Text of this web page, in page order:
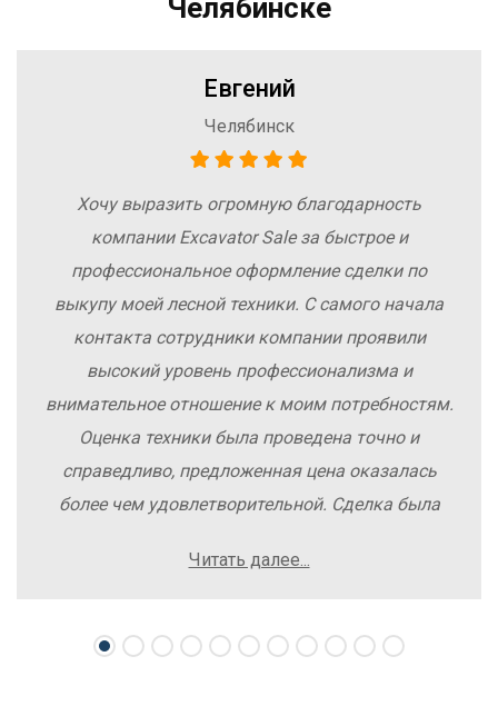
Челябинске
Евгений
Челябинск
Хочу выразить огромную благодарность
компании Excavator Sale за быстрое и
профессиональное оформление сделки по
выкупу моей лесной техники. С самого начала
контакта сотрудники компании проявили
высокий уровень профессионализма и
внимательное отношение к моим потребностям.
Оценка техники была проведена точно и
справедливо, предложенная цена оказалась
более чем удовлетворительной. Сделка была
осложнений. Рекомендую компанию Excavator
свою спецтехнику.
Читать далее...